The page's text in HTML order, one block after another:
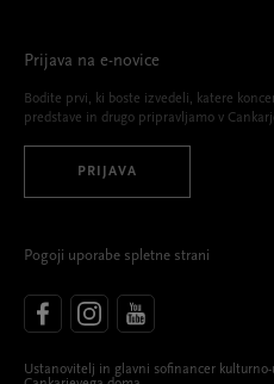
Prijava na e-novice
Bodite prvi, ki boste izvedeli, katere
predstave in drugo pripravljamo v
PRIJAVA
Pogoji uporabe spletne strani
Ustanovitelj in glavni sofinancer